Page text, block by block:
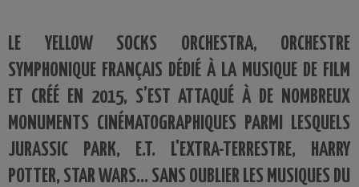
LE YELLOW SOCKS ORCHESTRA, ORCHESTRE
SYMPHONIQUE FRANÇAIS DÉDIÉ À LA MUSIQUE DE FILM
ET CRÉÉ EN 2015, S’EST ATTAQUÉ À DE NOMBREUX
MONUMENTS CINÉMATOGRAPHIQUES PARMI LESQUELS
JURASSIC PARK, E.T. L'EXTRA-TERRESTRE, HARRY
POTTER, STAR WARS... SANS OUBLIER LES MUSIQUES DU